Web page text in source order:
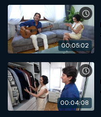
00:05:02
00:04:08